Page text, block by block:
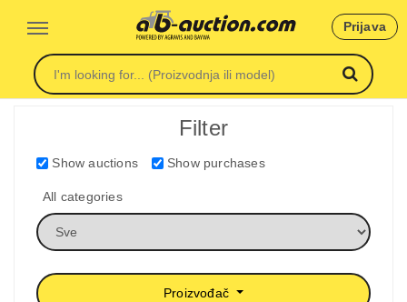
Prijava
Filter
Show auctions Show purchases
All categories
Proizvođač